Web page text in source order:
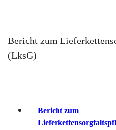
Bericht zum
(LksG)
Bericht zum